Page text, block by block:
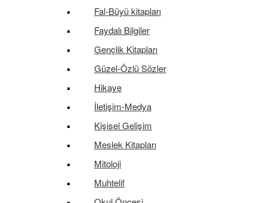
Fal-Büyü kitapları
Faydalı Bilgiler
Gençlik Kitapları
Güzel-Özlü Sözler
Hikaye
İletişim-Medya
Kişisel Gelişim
Meslek Kitapları
Mitoloji
Muhtelif